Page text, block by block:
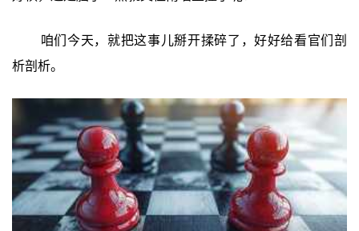
咱们今天，就把这事儿掰开揉碎了，好好给看官们剖
析剖析。